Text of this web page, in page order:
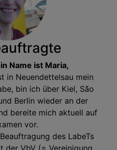
Name ist Maria,
in Neuendettelsau mein
bin ich über Kiel, São
Berlin wieder an der
bereite mich aktuell auf
vor.
des LabeTs
der VbV (= Vereinigung